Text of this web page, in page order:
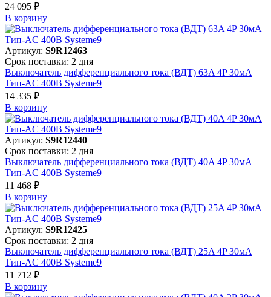
24 095 ₽
В корзинy
Артикул: S9R12463
Срок поставки: 2 дня
Выключатель дифференциального тока (ВДТ) 63A 4P 30мА
Тип-AC 400В Systeme9
14 335 ₽
В корзинy
Артикул: S9R12440
Срок поставки: 2 дня
Выключатель дифференциального тока (ВДТ) 40A 4P 30мА
Тип-AC 400В Systeme9
11 468 ₽
В корзинy
Артикул: S9R12425
Срок поставки: 2 дня
Выключатель дифференциального тока (ВДТ) 25A 4P 30мА
Тип-AC 400В Systeme9
11 712 ₽
В корзинy